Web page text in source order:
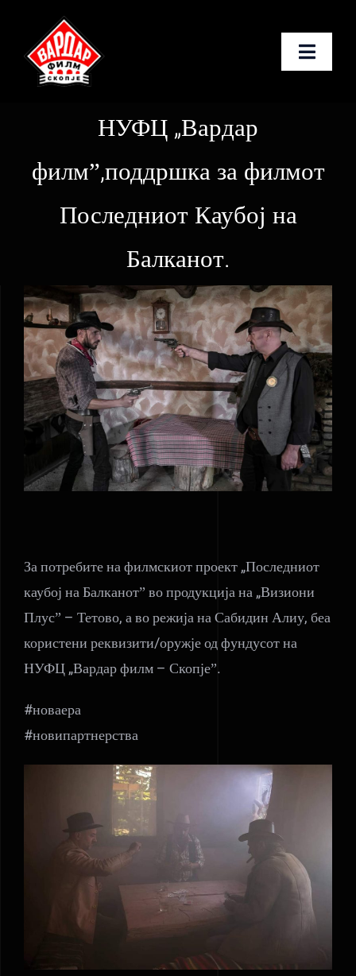
content
Toggle
Контакт
Македонски
НУФЦ „Вардар
филмˮ,поддршка за филмот
Последниот Каубој на
Балканот.
За потребите на филмскиот проект „Последниот
каубој на Балканотˮ во продукција на „Визиони
Плусˮ – Тетово, а во режија на Сабидин Алиу, беа
користени реквизити/оружје од фундусот на
НУФЦ „Вардар филм – Скопјеˮ.
#новаера
#новипартнерства